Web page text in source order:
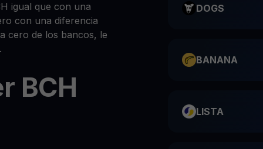
igual que con una
con una diferencia
cero de los bancos, le
BCH
DOGS
BANANA
LISTA